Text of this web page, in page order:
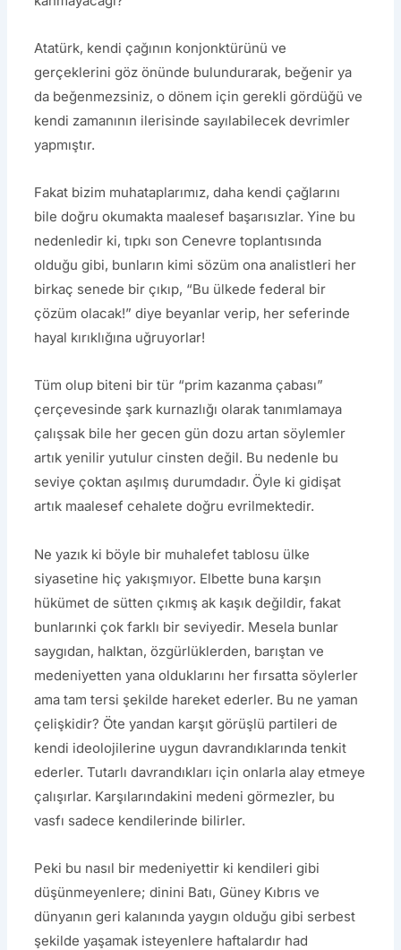
Atatürk, kendi çağının konjonktürünü ve
gerçeklerini göz önünde bulundurarak, beğenir ya
da beğenmezsiniz, o dönem için gerekli gördüğü ve
kendi zamanının ilerisinde sayılabilecek devrimler
yapmıştır.
Fakat bizim muhataplarımız, daha kendi çağlarını
bile doğru okumakta maalesef başarısızlar. Yine bu
nedenledir ki, tıpkı son Cenevre toplantısında
olduğu gibi, bunların kimi sözüm ona analistleri her
birkaç senede bir çıkıp, “Bu ülkede federal bir
çözüm olacak!” diye beyanlar verip, her seferinde
hayal kırıklığına uğruyorlar!
Tüm olup biteni bir tür “prim kazanma çabası”
çerçevesinde şark kurnazlığı olarak tanımlamaya
çalışsak bile her gecen gün dozu artan söylemler
artık yenilir yutulur cinsten değil. Bu nedenle bu
seviye çoktan aşılmış durumdadır. Öyle ki gidişat
artık maalesef cehalete doğru evrilmektedir.
Ne yazık ki böyle bir muhalefet tablosu ülke
siyasetine hiç yakışmıyor. Elbette buna karşın
hükümet de sütten çıkmış ak kaşık değildir, fakat
bunlarınki çok farklı bir seviyedir. Mesela bunlar
saygıdan, halktan, özgürlüklerden, barıştan ve
medeniyetten yana olduklarını her fırsatta söylerler
ama tam tersi şekilde hareket ederler. Bu ne yaman
çelişkidir? Öte yandan karşıt görüşlü partileri de
kendi ideolojilerine uygun davrandıklarında tenkit
ederler. Tutarlı davrandıkları için onlarla alay etmeye
çalışırlar. Karşılarındakini medeni görmezler, bu
vasfı sadece kendilerinde bilirler.
Peki bu nasıl bir medeniyettir ki kendileri gibi
düşünmeyenlere; dinini Batı, Güney Kıbrıs ve
dünyanın geri kalanında yaygın olduğu gibi serbest
şekilde yaşamak isteyenlere haftalardır had